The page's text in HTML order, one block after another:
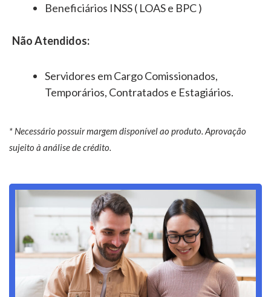
Beneficiários INSS ( LOAS e BPC )
Não Atendidos:
Servidores em Cargo Comissionados,
Temporários, Contratados e Estagiários.
* Necessário possuir margem disponível ao produto. Aprovação
sujeito à análise de crédito.